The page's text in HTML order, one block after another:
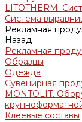
LITOTHERM.
Система
Рекламная
Назад
Рекламная
Образцы
Одежда
Сувенирная
MONTOLIT.
Клеевые составы